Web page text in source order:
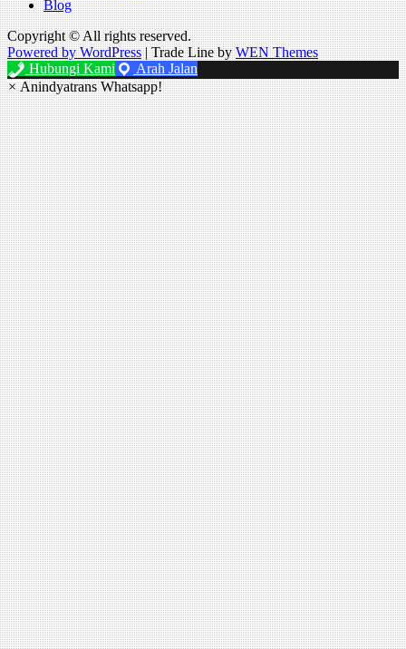
Blog
Copyright © All rights reserved.
Powered by WordPress |Trade Line byWEN Themes
Hubungi Kami
Arah Jalan
×Anindyatrans Whatsapp!